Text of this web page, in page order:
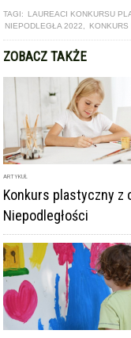
TAGI: LAUREACI KONKURSU
NIEPODLEGŁA 2022, KONKURS
ZOBACZ TAKŻE
ARTYKUŁ
Konkurs plastyczny z
Niepodległości